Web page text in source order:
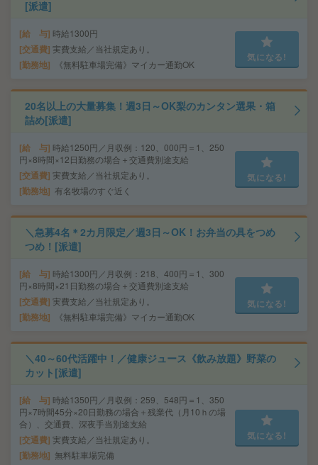
[派遣]
給 与 時給1300円
交通費 実費支給／当社規定あり。
勤務地 《無料駐車場完備》マイカー通勤OK
気になる!
20名以上の大量募集！週3日～OK梨のカンタン選果・箱
詰め[派遣]
給 与 時給1250円／月収例：120、000円＝1、250
円×8時間×12日勤務の場合＋交通費別途支給
交通費 実費支給／当社規定あり。
勤務地 有名牧場のすぐ近く
気になる!
＼急募4名＊2カ月限定／週3日～OK！お弁当の具をつめ
つめ！[派遣]
給 与 時給1300円／月収例：218、400円＝1、300
円×8時間×21日勤務の場合＋交通費別途支給
交通費 実費支給／当社規定あり。
勤務地 《無料駐車場完備》マイカー通勤OK
気になる!
＼40～60代活躍中！／健康ジュース《飲み放題》野菜の
カット[派遣]
給 与 時給1350円／月収例：259、548円＝1、350
円×7時間45分×20日勤務の場合＋残業代（月10ｈの場
合）、交通費、深夜手当別途支給
交通費 実費支給／当社規定あり。
勤務地 無料駐車場完備
気になる!